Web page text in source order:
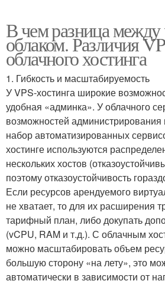
В чем разница между
облаком. Различия
облачного хостинга
1. Гибкость и масштабируемость
У VPS-хостинга широкие
удобная «админка». У облачного
возможностей
набор автоматизированных
хостинге используются
нескольких хостов
поэтому отказоустойчивость
Если ресурсов арендуемого
не хватает, то для их расширения
тарифный план, либо докупать
(vCPU, RAM и т.д.). С облачным
можно масштабировать объем
большую сторону «на лету», это
автоматически в зависимости от